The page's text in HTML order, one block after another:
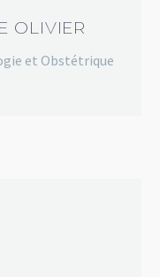
OLIVIER
et Obstétrique